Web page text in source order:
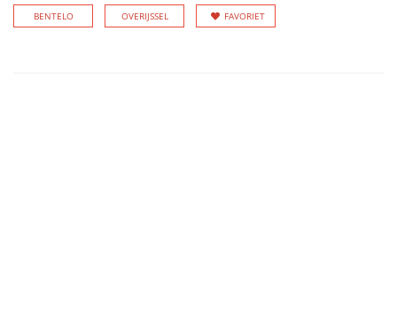
BENTELO OVERIJSSEL FAVORIET